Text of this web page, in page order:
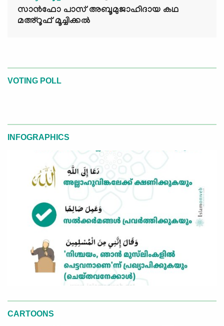
സാൻഫോ പാസ് അബൂമുജാഹിദായ കഥ
മഅ്റൂഫ് മൂച്ചിക്കല്‍
VOTING POLL
INFOGRAPHICS
CARTOONS